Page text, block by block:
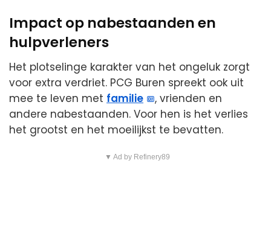
Impact op nabestaanden en
hulpverleners
Het plotselinge karakter van het ongeluk zorgt
voor extra verdriet. PCG Buren spreekt ook uit
mee te leven met familie
, vrienden en
andere nabestaanden. Voor hen is het verlies
het grootst en het moeilijkst te bevatten.
▼ Ad by Refinery89